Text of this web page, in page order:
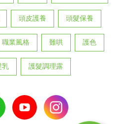
頭皮護養 頭髮保養
職業風格 難哄 護色
乳 護髮調理露